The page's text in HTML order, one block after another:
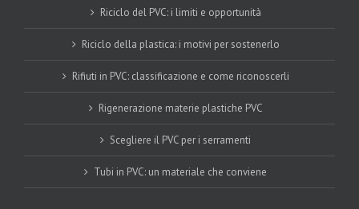
Riciclo del PVC: i limiti e opportunità
Riciclo della plastica: i motivi per sostenerlo
Rifiuti in PVC: classificazione e come riconoscerli
Rigenerazione materie plastiche PVC
Scegliere il PVC per i serramenti
Tubi in PVC: un materiale che conviene